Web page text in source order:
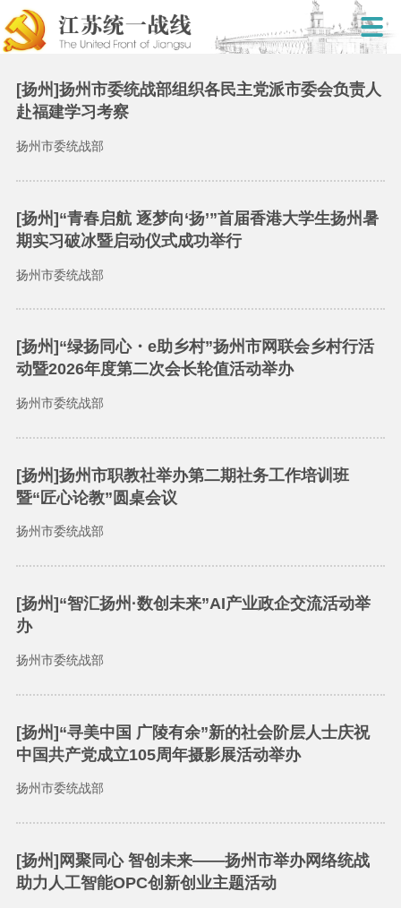
[扬州]扬州市委统战部组织各民主党派市委会负责人
赴福建学习考察
扬州市委统战部
[扬州]“青春启航 逐梦向‘扬’”首届香港大学生扬州暑
期实习破冰暨启动仪式成功举行
扬州市委统战部
[扬州]“绿扬同心・e助乡村”扬州市网联会乡村行活
动暨2026年度第二次会长轮值活动举办
扬州市委统战部
[扬州]扬州市职教社举办第二期社务工作培训班
暨“匠心论教”圆桌会议
扬州市委统战部
[扬州]“智汇扬州·数创未来”AI产业政企交流活动举
办
扬州市委统战部
[扬州]“寻美中国 广陵有余”新的社会阶层人士庆祝
中国共产党成立105周年摄影展活动举办
扬州市委统战部
[扬州]网聚同心 智创未来——扬州市举办网络统战
助力人工智能OPC创新创业主题活动